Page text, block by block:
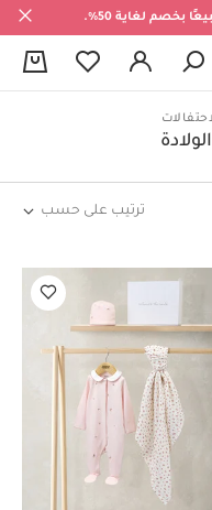
بخصم لغاية 50%.
ترتيب على حسب